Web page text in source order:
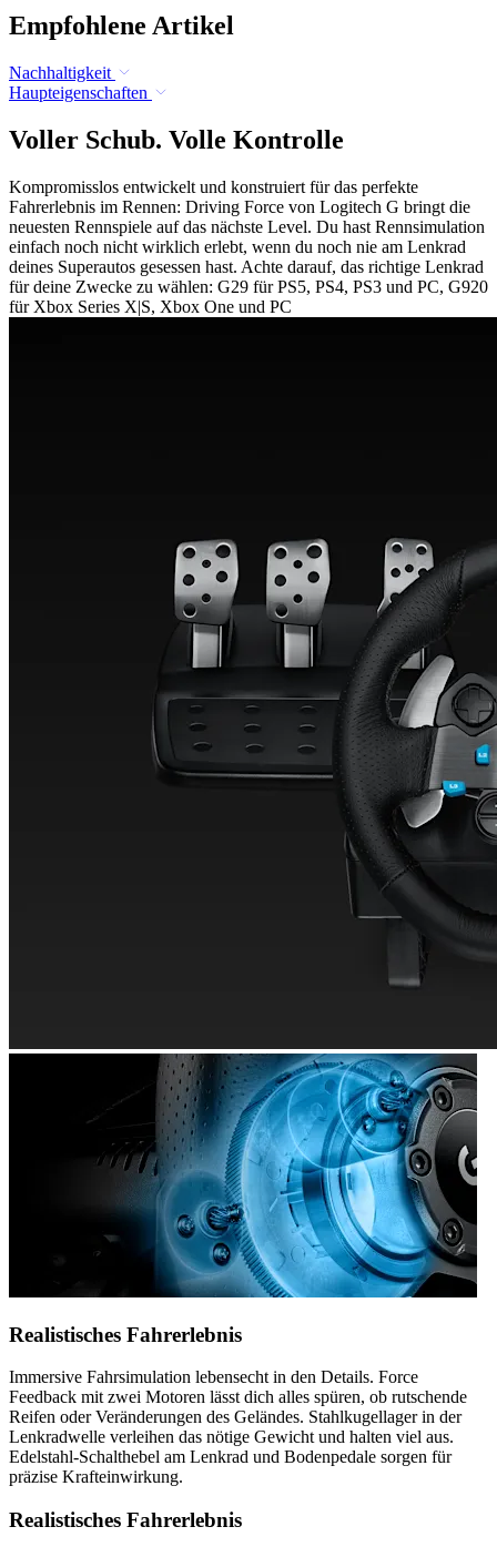
Empfohlene Artikel
Nachhaltigkeit
Haupteigenschaften
Voller Schub. Volle Kontrolle
Kompromisslos entwickelt und konstruiert für das perfekte
Fahrerlebnis im Rennen: Driving Force von Logitech G bringt die
neuesten Rennspiele auf das nächste Level. Du hast Rennsimulation
einfach noch nicht wirklich erlebt, wenn du noch nie am Lenkrad
deines Superautos gesessen hast. Achte darauf, das richtige Lenkrad
für deine Zwecke zu wählen: G29 für PS5, PS4, PS3 und PC, G920
für Xbox Series X|S, Xbox One und PC
Realistisches Fahrerlebnis
Immersive Fahrsimulation lebensecht in den Details. Force
Feedback mit zwei Motoren lässt dich alles spüren, ob rutschende
Reifen oder Veränderungen des Geländes. Stahlkugellager in der
Lenkradwelle verleihen das nötige Gewicht und halten viel aus.
Edelstahl-Schalthebel am Lenkrad und Bodenpedale sorgen für
präzise Krafteinwirkung.
Realistisches Fahrerlebnis